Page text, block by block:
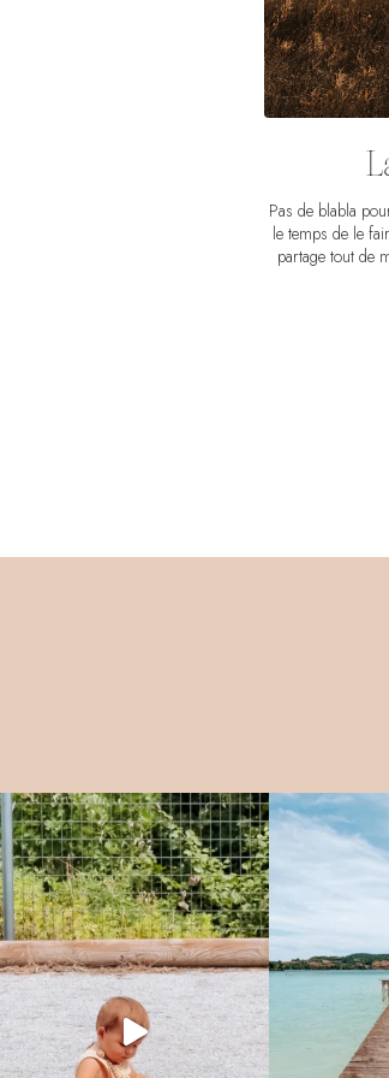
Pas de blabla
le temps de le
partage tout de
tant aimé et